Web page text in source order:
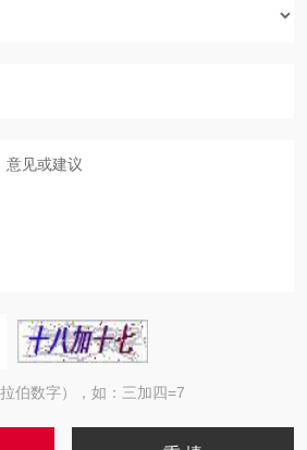
伯数字），如：三加四=7